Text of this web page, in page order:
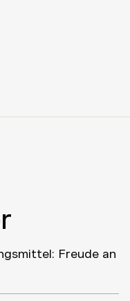
und Kinder mit
Freude an